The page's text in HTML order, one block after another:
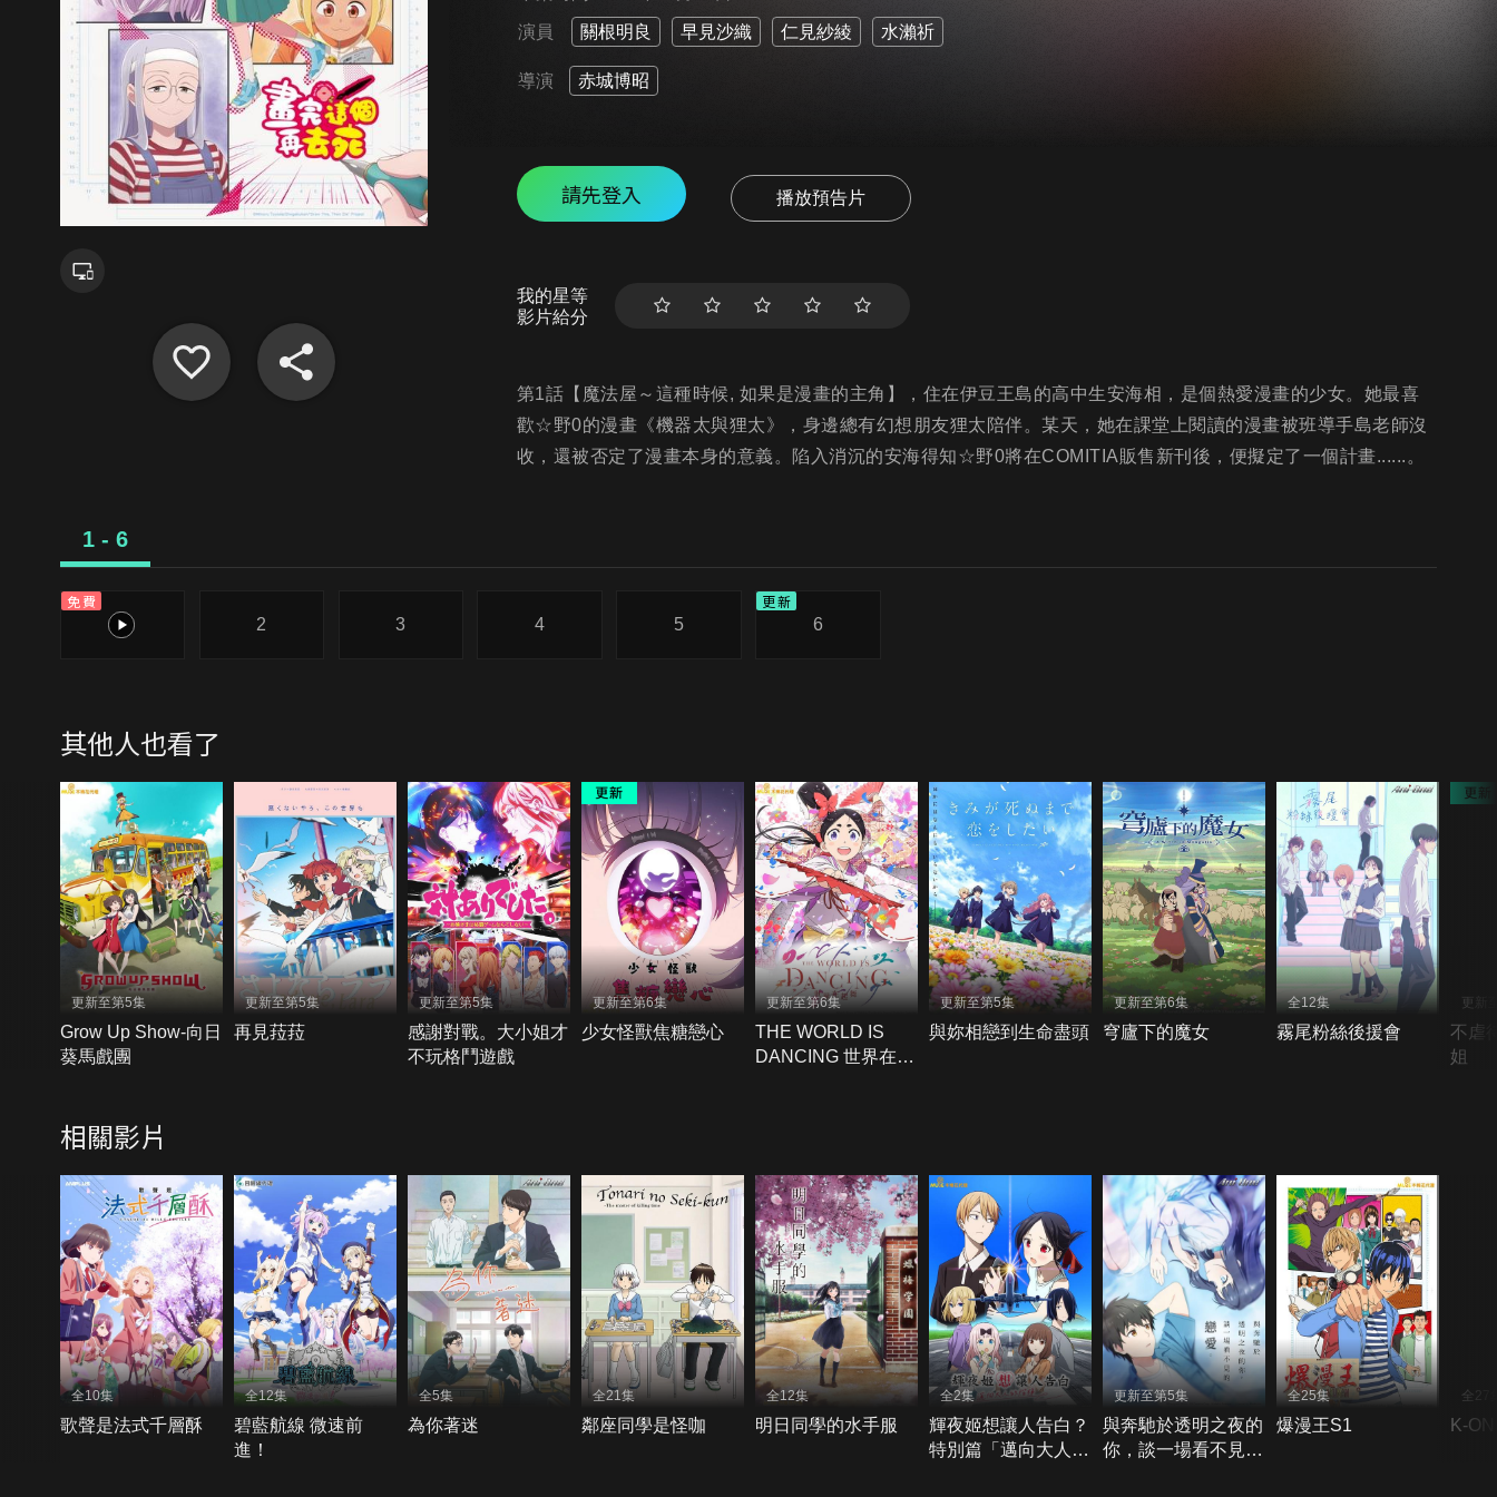
演員 關根明良 早見沙織 仁見紗綾 水瀨祈
導演 赤城博昭
請先登入 播放預告片
我的星等
影片給分
第1話【魔法屋～這種時候, 如果是漫畫的主角】，住在伊豆王島的高中生安海相，是個熱愛漫畫的少女。她最喜
歡☆野0的漫畫《機器太與狸太》，身邊總有幻想朋友狸太陪伴。某天，她在課堂上閱讀的漫畫被班導手島老師沒
收，還被否定了漫畫本身的意義。陷入消沉的安海得知☆野0將在COMITIA販售新刊後，便擬定了一個計畫......。
1 - 6
免費
1
2 3 4 5
更新
6
其他人也看了
更新至第5集
Grow Up Show-向日
葵馬戲團
更新至第5集
再見菈菈
更新至第5集
感謝對戰。大小姐才
不玩格鬥遊戲
更新至第6集
少女怪獸焦糖戀心
更新至第6集
THE WORLD IS
DANCING 世界在起
更新至第5集
與妳相戀到生命盡頭
更新至第6集
穹廬下的魔女
全12集
霧尾粉絲後援會
更新
不虐
姐
相關影片
全10集
歌聲是法式千層酥
全12集
碧藍航線 微速前
進！
全5集
為你著迷
全21集
鄰座同學是怪咖
全12集
明日同學的水手服
全2集
輝夜姬想讓人告白？
特別篇「邁向大人的
更新至第5集
與奔馳於透明之夜的
你，談一場看不見的
全25集
爆漫王S1
全27
K-